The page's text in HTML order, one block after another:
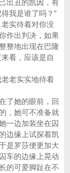
出丑的凯因，有
我是谁了吗？”
实待着对你没
作出判决，如果
整地出现在巴隆
看，应该是自
老实实地待着
了她的眼前，回
，她可不准备就
一边加装坐在囚
边缘上试探着凯
是罗莎便更加大
车的边缘上晃动
的可爱脚趾在不